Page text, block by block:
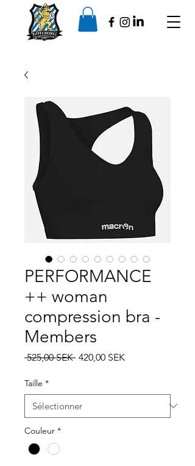
PERFORMANCE
++ woman
compression bra -
Members
525,00 SEK Prix
420,00 SEKPrix
Taille *
Couleur *